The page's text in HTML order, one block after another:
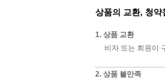
상품의 교환, 청약
1. 상품 교환
비자 또는 회원이
2. 상품 불만족